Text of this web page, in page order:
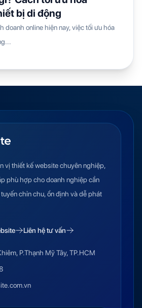
bị di động
doanh online hiện nay, việc tối ưu hóa
vị thiết kế website chuyên nghiệp,
phù hợp cho doanh nghiệp cần
chỉn chu, ổn định và dễ phát
Liên hệ tư vấn
P.Thạnh Mỹ Tây, TP.HCM